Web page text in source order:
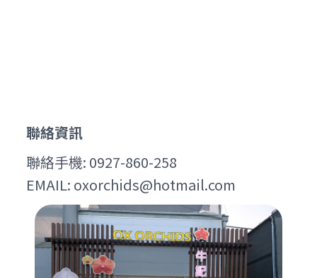
聯絡資訊
聯絡手機: 0927-860-258
EMAIL: oxorchids@hotmail.com